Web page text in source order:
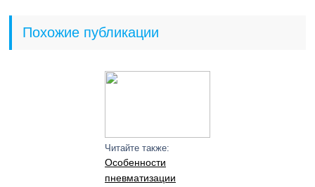
Похожие публикации
Читайте также:
Особенности
пневматизации